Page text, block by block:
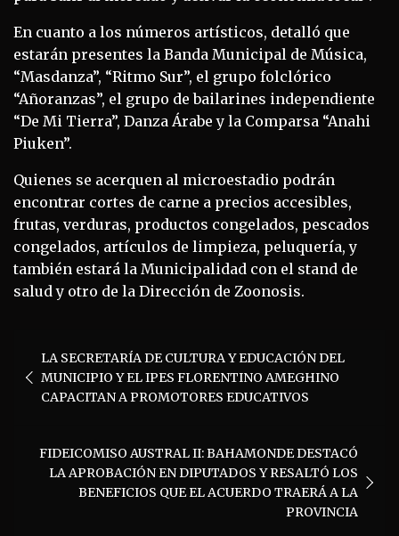
En cuanto a los números artísticos, detalló que
estarán presentes la Banda Municipal de Música,
“Masdanza”, “Ritmo Sur”, el grupo folclórico
“Añoranzas”, el grupo de bailarines independiente
“De Mi Tierra”, Danza Árabe y la Comparsa “Anahi
Piuken”.
Quienes se acerquen al microestadio podrán
encontrar cortes de carne a precios accesibles,
frutas, verduras, productos congelados, pescados
congelados, artículos de limpieza, peluquería, y
también estará la Municipalidad con el stand de
salud y otro de la Dirección de Zoonosis.
Navegación
de
entradas
LA SECRETARÍA DE CULTURA Y EDUCACIÓN DEL
MUNICIPIO Y EL IPES FLORENTINO AMEGHINO
CAPACITAN A PROMOTORES EDUCATIVOS
FIDEICOMISO AUSTRAL II: BAHAMONDE DESTACÓ
LA APROBACIÓN EN DIPUTADOS Y RESALTÓ LOS
BENEFICIOS QUE EL ACUERDO TRAERÁ A LA
PROVINCIA